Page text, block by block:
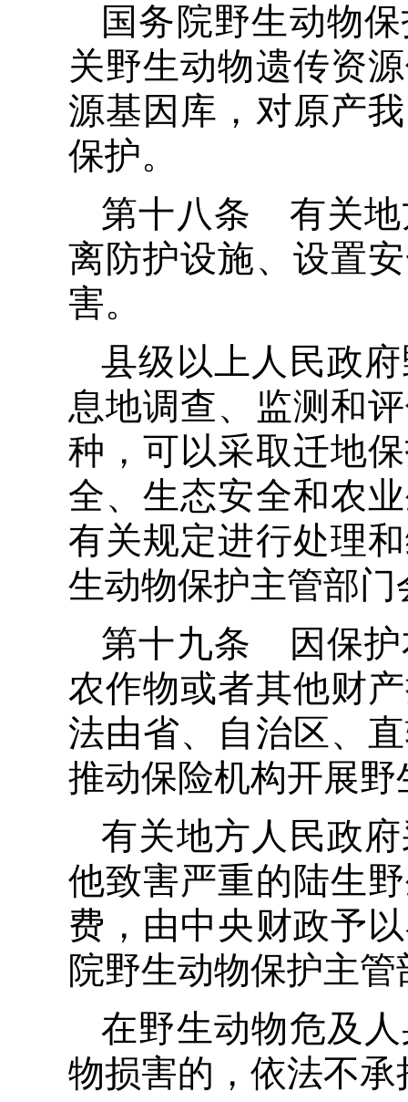
国务院野生动物
关野生动物遗传资
源基因库，对原产
保护。
第十八条 有关地
离防护设施、设置
害。
县级以上人民政
息地调查、监测和
种，可以采取迁地
全、生态安全和农
有关规定进行处理
生动物保护主管部
第十九条 因保护
农作物或者其他财
法由省、自治区、
推动保险机构开展
有关地方人民政
他致害严重的陆生
费，由中央财政予
院野生动物保护主
在野生动物危及
物损害的，依法不